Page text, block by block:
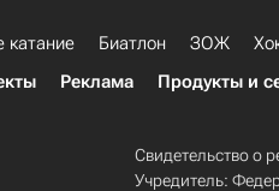
катание Биатлон ЗОЖ
Реклама Продукты и
Свидетельство о
Учредитель: